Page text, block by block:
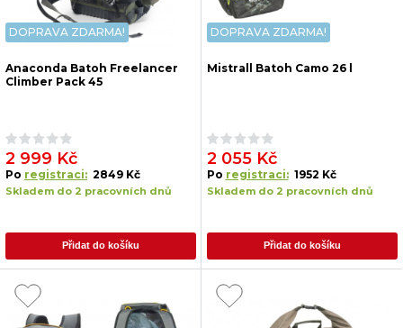
DOPRAVA ZDARMA!
Anaconda Batoh Freelancer
Climber Pack 45
2 999 Kč
Po registraci: 2849 Kč
Skladem do 2 pracovních dnů
Přidat do košíku
DOPRAVA ZDARMA!
Mistrall Batoh Camo 26 l
2 055 Kč
Po registraci: 1952 Kč
Skladem do 2 pracovních dnů
Přidat do košíku